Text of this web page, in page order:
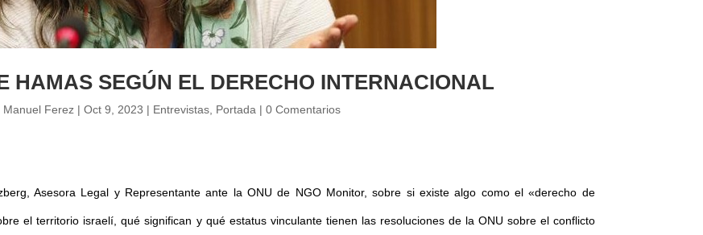
HAMAS SEGÚN EL DERECHO INTERNACIONAL
Manuel Ferez | Oct 9, 2023 | Entrevistas, Portada | 0 Comentarios
Asesora Legal y Representante ante la ONU de NGO Monitor, sobre si existe algo como el «derecho de
el territorio israelí, qué significan y qué estatus vinculante tienen las resoluciones de la ONU sobre el conflicto